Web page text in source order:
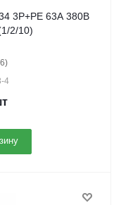
3Р+РЕ 63А 380В
красный IP54 IEK (1/2/10)
4